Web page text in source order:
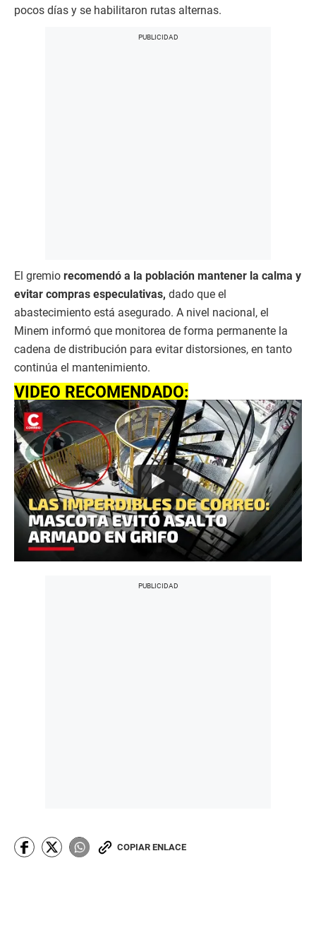
pocos días y se habilitaron rutas alternas.
El gremio recomendó a la población mantener la calma y
evitar compras especulativas, dado que el
abastecimiento está asegurado. A nivel nacional, el
Minem informó que monitorea de forma permanente la
cadena de distribución para evitar distorsiones, en tanto
continúa el mantenimiento.
VIDEO RECOMENDADO:
COPIAR ENLACE